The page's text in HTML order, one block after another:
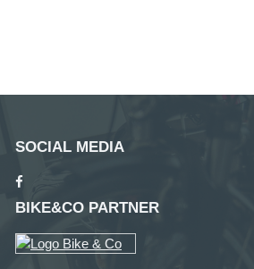
SOCIAL MEDIA
BIKE&CO PARTNER